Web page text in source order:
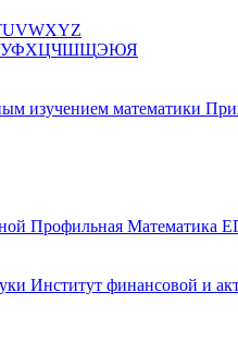
UVWXYZ
УФХЦЧШЩЭЮЯ
изучением математики
Профильная Математика
Институт финансовой и